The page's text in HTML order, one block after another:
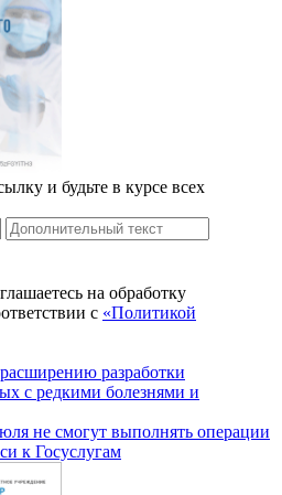
и будьте в курсе всех
на обработку
с «Политикой
разработки
с редкими болезнями и
не смогут выполнять операции
к Госуслугам